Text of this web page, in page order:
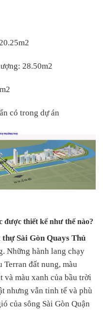
28.50m2
có trong dự án
được thiết kế như thế nào?
thự Sài Gòn Quays Thủ
Những hành lang chạy
Terran đất nung, màu
và màu xanh của bầu trời
nhưng vẫn tinh tế và phù
của sông Sài Gòn Quận